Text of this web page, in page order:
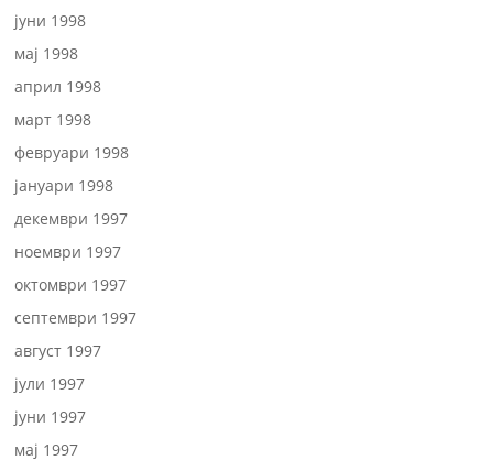
јуни 1998
мај 1998
април 1998
март 1998
февруари 1998
јануари 1998
декември 1997
ноември 1997
октомври 1997
септември 1997
август 1997
јули 1997
јуни 1997
мај 1997